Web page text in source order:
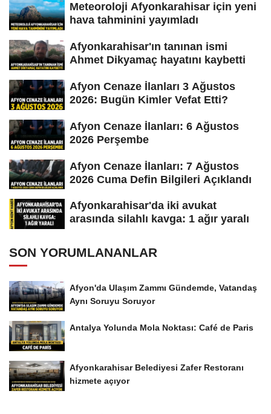
Meteoroloji Afyonkarahisar için yeni
hava tahminini yayımladı
Afyonkarahisar'ın tanınan ismi
Ahmet Dikyamaç hayatını kaybetti
Afyon Cenaze İlanları 3 Ağustos
2026: Bugün Kimler Vefat Etti?
Afyon Cenaze İlanları: 6 Ağustos
2026 Perşembe
Afyon Cenaze İlanları: 7 Ağustos
2026 Cuma Defin Bilgileri Açıklandı
Afyonkarahisar'da iki avukat
arasında silahlı kavga: 1 ağır yaralı
SON YORUMLANANLAR
Afyon'da Ulaşım Zammı Gündemde, Vatandaş
Aynı Soruyu Soruyor
Antalya Yolunda Mola Noktası: Café de Paris
Afyonkarahisar Belediyesi Zafer Restoranı
hizmete açıyor